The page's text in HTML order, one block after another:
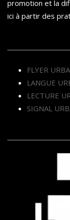
promotion et la
ici à partir des
FLYER
LANGUE
LECTURE
SIGNAL